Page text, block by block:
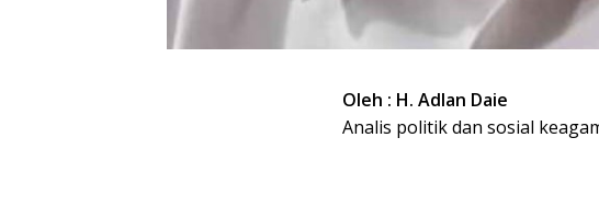
Oleh : H. Adlan Daie
Analis politik dan sosial